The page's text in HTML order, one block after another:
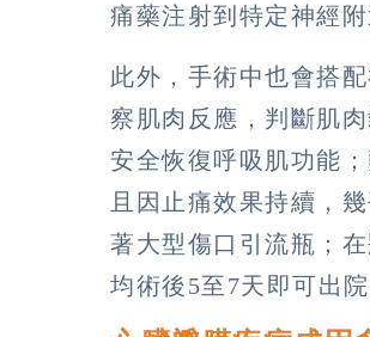
痛藥注射到特定神經
此外，手術中也會搭
察肌肉反應，判斷肌
安全恢復呼吸肌功能
且因止痛效果持續，
著大型傷口引流瓶；
均術後5至7天即可出